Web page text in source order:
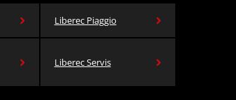
Liberec Piaggio
Liberec Servis